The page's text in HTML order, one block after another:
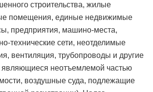
строительства, жилые
помещения, единые недвижимые
предприятия, машино-места,
технические сети, неотделимые
вентиляция, трубопроводы и другие
являющиеся неотъемлемой частью
воздушные суда, подлежащие